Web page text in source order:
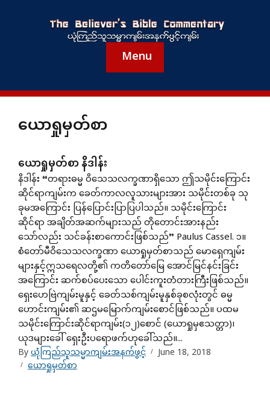
Menu
ယောရှုမှတ်စာ
ယောရှုမှတ်စာ နိဒါန်း
နိဒါန်း “တရားဓမ္မ ဝိသေသလက္ခဏာရှိသော ဤသမိုင်းကြောင်း
ဆိုင်ရာကျမ်းက ခေတ်ကာလလူသားများအား သမိုင်းတစ်ခု သု
ခုမအကြောင်း ပြန်ပြောင်းပြာပြပါသည်။ သမိုင်းကြောင်း
ဆိုင်ရာ အချိတ်အဆက်များသည် တိုတောင်းအားနည်း
သော်လည်း သင်ခန်းစာကောင်းဖြစ်သည်” Paulus Cassel. ၁။
စံတော်မီဝိသေသလက္ခဏာ ယောရှုမှတ်စာသည် မောရှေကျမ်း
များနှင့်ဣသရေလတို့၏ ကတိတော်မြေ အောင်မြင်နင်းခြင်း
အကြောင်း ဆက်စပ်ပေးသော ပေါင်းကူးတံတားကြီးဖြစ်သည်။
ရှေးဟေဗြဲကျမ်းမူနှင့် ခေတ်သစ်ကျမ်းမူနှစ်ခုစလုံးတွင် ဓမ္မ
ဟောင်းကျမ်း၏ ဆဌမမြောက်ကျမ်းစောင်ဖြစ်သည်။ ပထမ
သမိုင်းကြောင်းဆိုင်ရာကျမ်း(၁၂)စောင် (ယောရှုမှဧသတ္တာ)၊
ယုဒများ​ခေါ် ရှေးဦးပရောဖက်ဟုခေါ်သည်။...
Byယုံကြည်သူသမ္မာကျမ်းအနက်ဖွင့် June 18, 2018
ယောရှုမှတ်စာ